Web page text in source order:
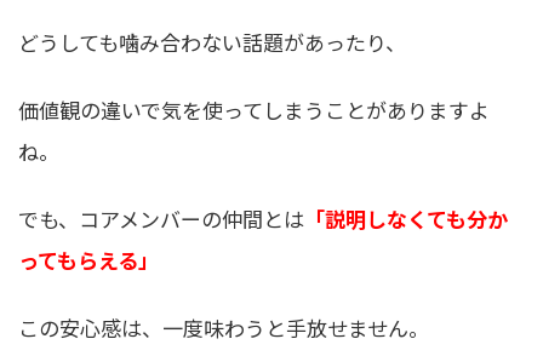
どうしても噛み合わない話題があったり、
価値観の違いで気を使ってしまうことがありますよ
ね。
でも、コアメンバーの仲間とは 「説明しなくても分か
ってもらえる」
この安心感は、一度味わうと手放せません。